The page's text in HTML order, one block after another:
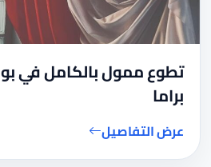
تطوع ممول بالكامل في
براما
عرض التفاصيل